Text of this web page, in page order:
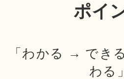
ポイ
「わかる → でき
わる」